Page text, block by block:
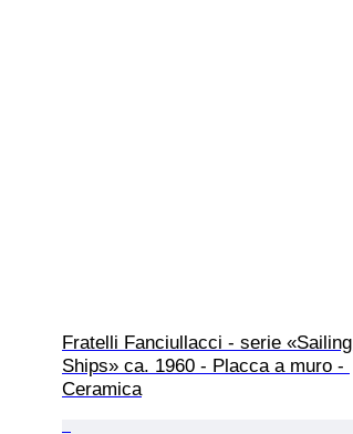
Fratelli Fanciullacci - serie «Sailing
Ships» ca. 1960 - Placca a muro -
Ceramica